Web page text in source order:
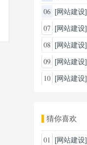
06 [网站建设]
07 [网站建设]
08 [网站建设]
09 [网站建设]
10 [网站建设]
猜你喜欢
01 [网站建设]